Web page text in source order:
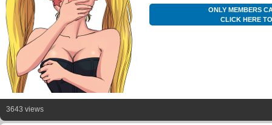
ONLY MEMBERS
CLICK HERE
3643 views